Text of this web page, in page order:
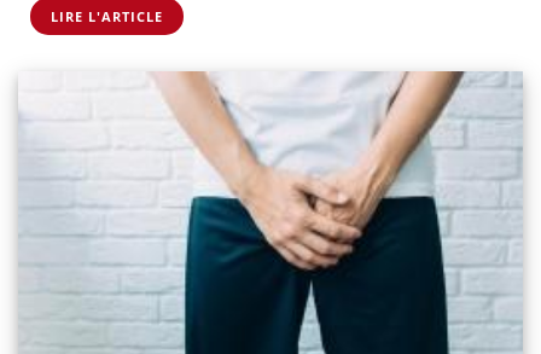
LIRE L'ARTICLE